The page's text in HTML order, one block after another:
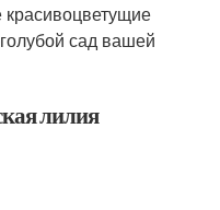
красивоцветущие
сад вашей
лилия